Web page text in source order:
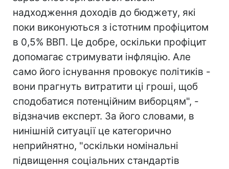
надходження доходів до бюджету, які
поки виконуються з істотним профіцитом
в 0,5% ВВП. Це добре, оскільки профіцит
допомагає стримувати інфляцію. Але
само його існування провокує політиків -
вони прагнуть витратити ці гроші, щоб
сподобатися потенційним виборцям", -
відзначив експерт. За його словами, в
нинішній ситуації це категорично
неприйнятно, "оскільки номінальні
підвищення соціальних стандартів